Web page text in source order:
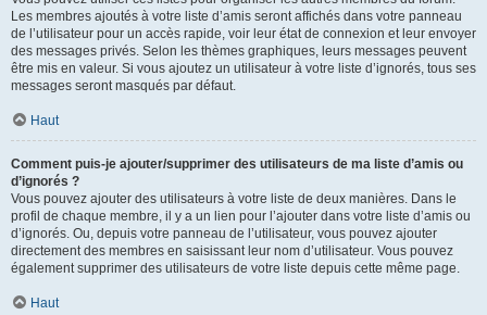
Les membres ajoutés à votre liste d’amis seront affichés dans votre panneau
de l’utilisateur pour un accès rapide, voir leur état de connexion et leur envoyer
des messages privés. Selon les thèmes graphiques, leurs messages peuvent
être mis en valeur. Si vous ajoutez un utilisateur à votre liste d’ignorés, tous ses
messages seront masqués par défaut.
Haut
Comment puis-je ajouter/supprimer des utilisateurs de ma liste d’amis ou
d’ignorés ?
Vous pouvez ajouter des utilisateurs à votre liste de deux manières. Dans le
profil de chaque membre, il y a un lien pour l’ajouter dans votre liste d’amis ou
d’ignorés. Ou, depuis votre panneau de l’utilisateur, vous pouvez ajouter
directement des membres en saisissant leur nom d’utilisateur. Vous pouvez
également supprimer des utilisateurs de votre liste depuis cette même page.
Haut